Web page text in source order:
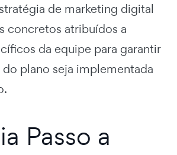
de marketing digital
concretos atribuídos a
da equipe para garantir
plano seja implementada
Passo a